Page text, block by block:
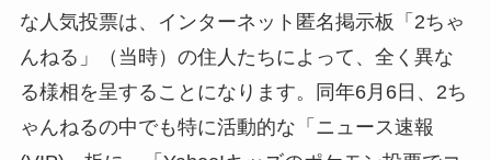
な人気投票は、インターネット匿名掲示板「2ちゃ
んねる」（当時）の住人たちによって、全く異な
る様相を呈することになります。同年6月6日、2ち
ゃんねるの中でも特に活動的な「ニュース速報